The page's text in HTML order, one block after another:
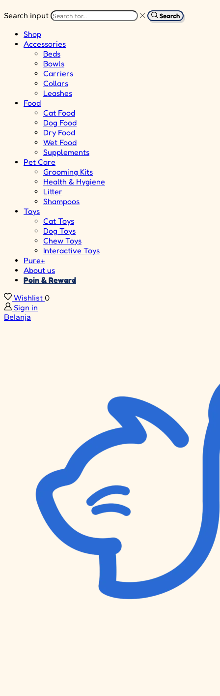
Search input Search
Shop
Accessories
Beds
Bowls
Carriers
Collars
Leashes
Food
Cat Food
Dog Food
Dry Food
Wet Food
Supplements
Pet Care
Grooming Kits
Health & Hygiene
Litter
Shampoos
Toys
Cat Toys
Dog Toys
Chew Toys
Interactive Toys
Pure+
About us
Poin & Reward
Wishlist 0
Sign in
Belanja